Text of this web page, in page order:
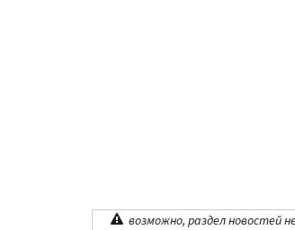
возможно, раздел новостей